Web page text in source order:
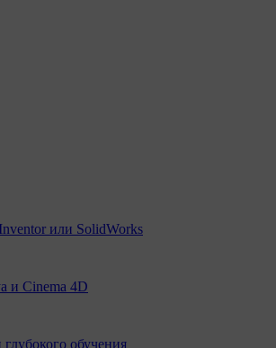
или SolidWorks
и Cinema 4D
обучения